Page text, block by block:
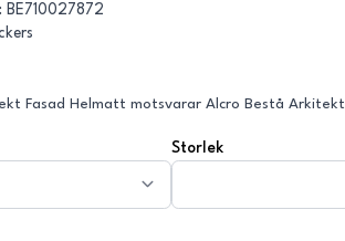
BE710027872
Fasad Helmatt motsvarar Alcro Bestå Arkitekt
Storlek